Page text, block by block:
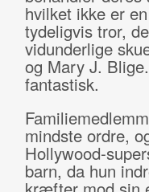
hvilket ikke er
tydeligvis tror,
vidunderlige
og Mary J.
fantastisk.
mindste ordre,
Hollywood-
barn, da hun